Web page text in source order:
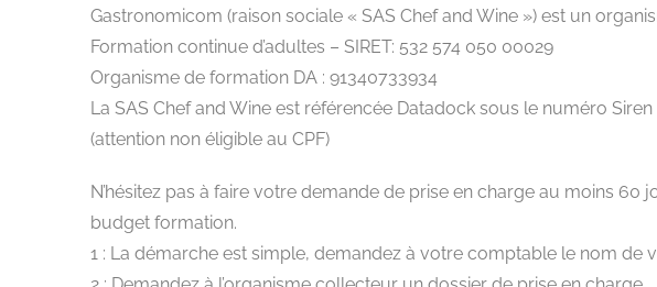
Gastronomicom (raison sociale « SAS Chef and Wine ») est un
Formation continue d’adultes – SIRET: 532 574 050 00029
Organisme de formation DA : 91340733934
La SAS Chef and Wine est référencée Datadock sous le numéro Siren
(attention non éligible au CPF)
N’hésitez pas à faire votre demande de prise en charge au moins
budget formation.
1 : La démarche est simple, demandez à votre comptable le nom